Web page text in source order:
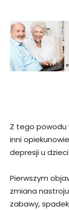
Z tego powodu
inni
depresji u dzieci
Pierwszym
zmiana
zabawy,